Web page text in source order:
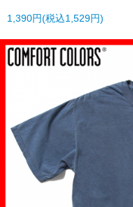
1,390円(税込1,529円)